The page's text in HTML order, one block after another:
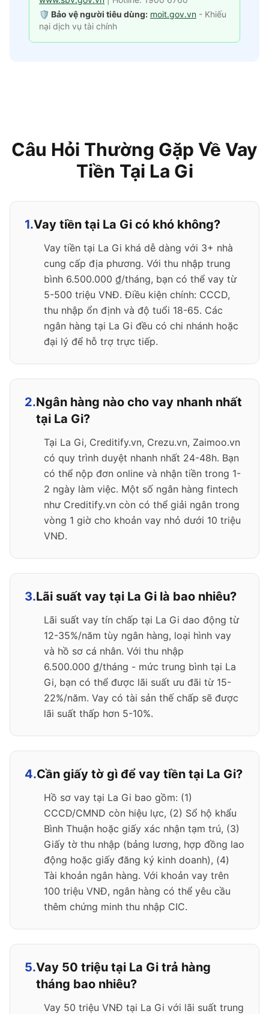
🛡️ Bảo vệ người tiêu dùng: moit.gov.vn - Khiếu
nại dịch vụ tài chính
Câu Hỏi Thường Gặp Về Vay
Tiền Tại La Gi
1.Vay tiền tại La Gi có khó không?
Vay tiền tại La Gi khá dễ dàng với 3+ nhà
cung cấp địa phương. Với thu nhập trung
bình 6.500.000 ₫/tháng, bạn có thể vay từ
5-500 triệu VNĐ. Điều kiện chính: CCCD,
thu nhập ổn định và độ tuổi 18-65. Các
ngân hàng tại La Gi đều có chi nhánh hoặc
đại lý để hỗ trợ trực tiếp.
2.Ngân hàng nào cho vay nhanh nhất
tại La Gi?
Tại La Gi, Creditify.vn, Crezu.vn, Zaimoo.vn
có quy trình duyệt nhanh nhất 24-48h. Bạn
có thể nộp đơn online và nhận tiền trong 1-
2 ngày làm việc. Một số ngân hàng fintech
như Creditify.vn còn có thể giải ngân trong
vòng 1 giờ cho khoản vay nhỏ dưới 10 triệu
VNĐ.
3.Lãi suất vay tại La Gi là bao nhiêu?
Lãi suất vay tín chấp tại La Gi dao động từ
12-35%/năm tùy ngân hàng, loại hình vay
và hồ sơ cá nhân. Với thu nhập
6.500.000 ₫/tháng - mức trung bình tại La
Gi, bạn có thể được lãi suất ưu đãi từ 15-
22%/năm. Vay có tài sản thế chấp sẽ được
lãi suất thấp hơn 5-10%.
4.Cần giấy tờ gì để vay tiền tại La Gi?
Hồ sơ vay tại La Gi bao gồm: (1)
CCCD/CMND còn hiệu lực, (2) Sổ hộ khẩu
Bình Thuận hoặc giấy xác nhận tạm trú, (3)
Giấy tờ thu nhập (bảng lương, hợp đồng lao
động hoặc giấy đăng ký kinh doanh), (4)
Tài khoản ngân hàng. Với khoản vay trên
100 triệu VNĐ, ngân hàng có thể yêu cầu
thêm chứng minh thu nhập CIC.
5.Vay 50 triệu tại La Gi trả hàng
tháng bao nhiêu?
Vay 50 triệu VNĐ tại La Gi với lãi suất trung